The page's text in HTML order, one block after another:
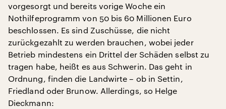
vorgesorgt und bereits vorige Woche ein
Nothilfeprogramm von 50 bis 60 Millionen Euro
beschlossen. Es sind Zuschüsse, die nicht
zurückgezahlt zu werden brauchen, wobei jeder
Betrieb mindestens ein Drittel der Schäden selbst zu
tragen habe, heißt es aus Schwerin. Das geht in
Ordnung, finden die Landwirte – ob in Settin,
Friedland oder Brunow. Allerdings, so Helge
Dieckmann: